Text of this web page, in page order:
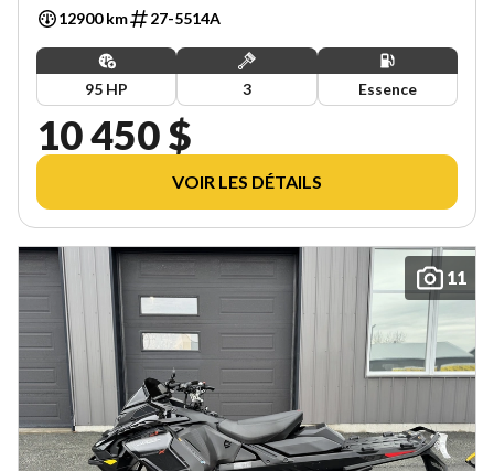
12900 km 27-5514A
95 HP 3 Essence
10 450 $
VOIR LES DÉTAILS
11